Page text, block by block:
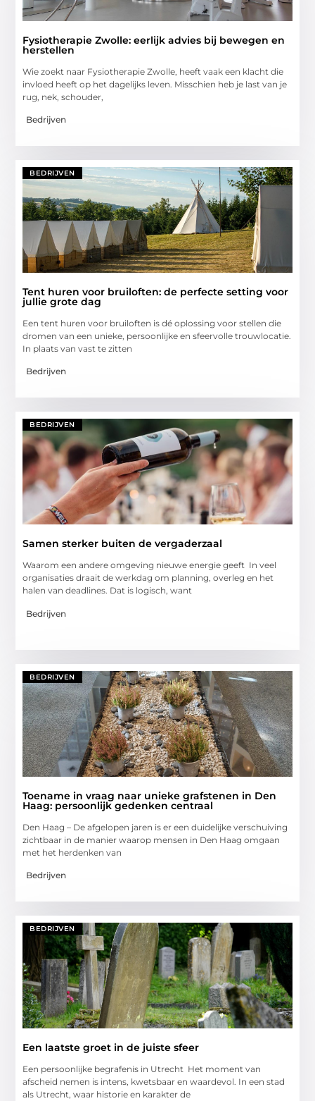
Fysiotherapie Zwolle: eerlijk advies bij bewegen en
herstellen
Wie zoekt naar Fysiotherapie Zwolle, heeft vaak een klacht die
invloed heeft op het dagelijks leven. Misschien heb je last van je
rug, nek, schouder,
Bedrijven
BEDRIJVEN
Tent huren voor bruiloften: de perfecte setting voor
jullie grote dag
Een tent huren voor bruiloften is dé oplossing voor stellen die
dromen van een unieke, persoonlijke en sfeervolle trouwlocatie.
In plaats van vast te zitten
Bedrijven
BEDRIJVEN
Samen sterker buiten de vergaderzaal
Waarom een andere omgeving nieuwe energie geeft In veel
organisaties draait de werkdag om planning, overleg en het
halen van deadlines. Dat is logisch, want
Bedrijven
BEDRIJVEN
Toename in vraag naar unieke grafstenen in Den
Haag: persoonlijk gedenken centraal
Den Haag – De afgelopen jaren is er een duidelijke verschuiving
zichtbaar in de manier waarop mensen in Den Haag omgaan
met het herdenken van
Bedrijven
BEDRIJVEN
Een laatste groet in de juiste sfeer
Een persoonlijke begrafenis in Utrecht Het moment van
afscheid nemen is intens, kwetsbaar en waardevol. In een stad
als Utrecht, waar historie en karakter de